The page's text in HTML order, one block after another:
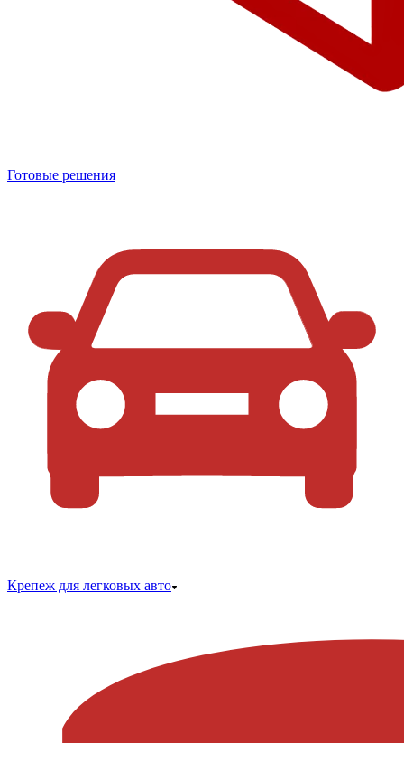
Готовые решения
Крепеж для легковых авто